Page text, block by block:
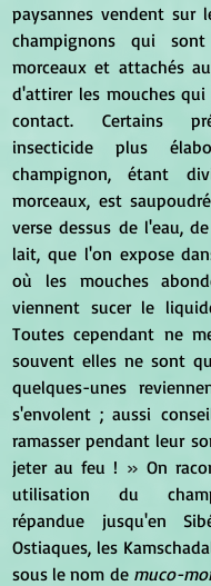
paysannes vendent sur
champignons qui
morceaux et attachés
d'attirer les mouches
contact. Certains
insecticide plus
champignon, étant
morceaux, est
verse dessus de l'eau,
lait, que l'on expose
où les mouches
viennent sucer le
Toutes cependant ne
souvent elles ne sont
quelques-unes
s'envolent ; aussi
ramasser pendant leur
jeter au feu ! » On
utilisation du
répandue jusqu'en
Ostiaques, les
sous le nom de muco-